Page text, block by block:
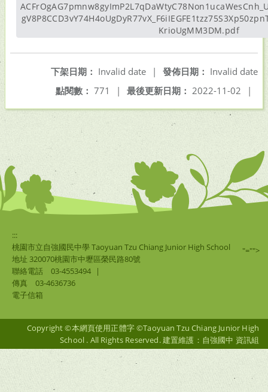
KrioUgMM3DM.pdf另開新
發佈日期： Invalid date
下架日期： Invalid date
|
最後更新日期： 2022-11-02 |
點閱數： 771 |
:::
桃園市立自強國民中學 Taoyuan Tzu Chiang Junior High School
地址 320070桃園市中壢區榮民路80號
聯絡電話
03-4553494
|
傳真
03-4636736
電子信箱
"="">
Copyright ©本網頁使用正體字 ©Taoyuan Tzu Chiang Junior High
School . All Rights Reserved. 建置維護：自強國中 資訊組